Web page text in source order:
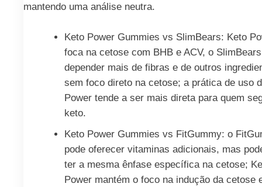
mantendo uma análise neutra.
Keto Power Gummies vs SlimBears: Keto
foca na cetose com BHB e ACV, o
depender mais de fibras e de outros
sem foco direto na cetose; a prática de uso
Power tende a ser mais direta para quem
keto.
Keto Power Gummies vs FitGummy: o
pode oferecer vitaminas adicionais, mas
ter a mesma ênfase específica na cetose;
Power mantém o foco na indução da cetose